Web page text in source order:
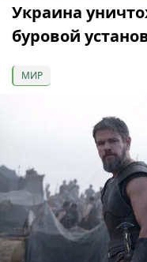
Украина
буровой
МИР